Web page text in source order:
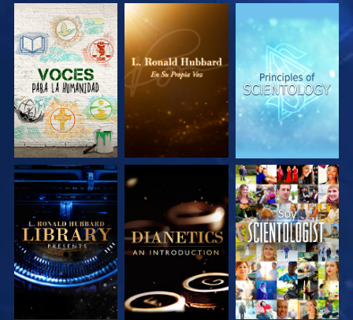
EXPLORA LAS
SERIES
EXPLORA LAS
SERIES
EXPLORA LAS
SERIES
EXPLORA LAS
SERIES
EXPLORA LAS
SERIES
VE